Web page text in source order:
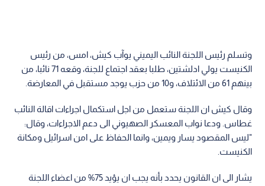
وتسلم رئيس اللجنة النائب اليميني يوآب كيش، امس، من رئيس
الكنيست يولي ادلشتين، طلبا بعقد اجتماع للجنة، وقعه 71 نائبا، من
بينهم 61 من الائتلاف، و10 من حزب يوجد مستقبل في المعارضة.
وقال كيش ان اللجنة ستعمل من اجل استكمال اجراءات اقالة النائب
غطاس. ودعا نواب المعسكر الصهيوني الى دعم الاجراءات، وقال:
"ليس المقصود يسار ويمين، وانما الحفاظ على امن اسرائيل ومكانة
الكنيست.
يشار الى ان القانون يحدد بأنه يجب ان يؤيد 75% من اعضاء اللجنة